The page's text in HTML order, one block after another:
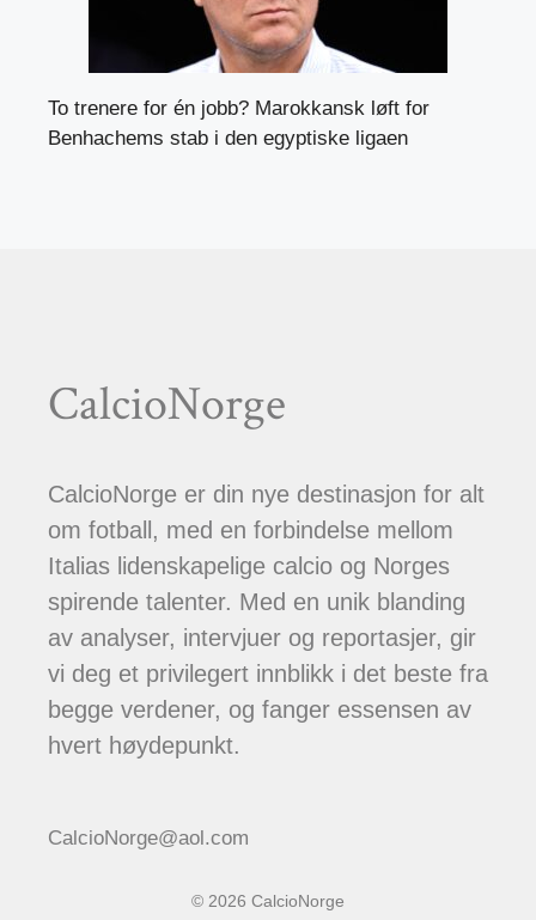
To trenere for én jobb? Marokkansk løft for
Benhachems stab i den egyptiske ligaen
CalcioNorge
CalcioNorge er din nye destinasjon for alt
om fotball, med en forbindelse mellom
Italias lidenskapelige calcio og Norges
spirende talenter. Med en unik blanding
av analyser, intervjuer og reportasjer, gir
vi deg et privilegert innblikk i det beste fra
begge verdener, og fanger essensen av
hvert høydepunkt.
CalcioNorge@aol.com
© 2026 CalcioNorge